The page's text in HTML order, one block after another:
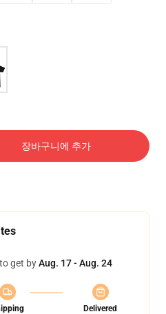
장바구니에 추가
get byAug. 17 - Aug. 24
Delivered